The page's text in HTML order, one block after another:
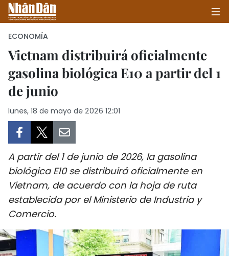
INICIO
SALUD - MEDIO AMBIENTE
CULTURA - ENTRETENIMIENTO
DEPORTES
ECONOMÍA
Vietnam distribuirá oficialmente
gasolina biológica E10 a partir del 1
de junio
lunes, 18 de mayo de 2026 12:01
A partir del 1 de junio de 2026, la gasolina
biológica E10 se distribuirá oficialmente en
Vietnam, de acuerdo con la hoja de ruta
establecida por el Ministerio de Industria y
Comercio.